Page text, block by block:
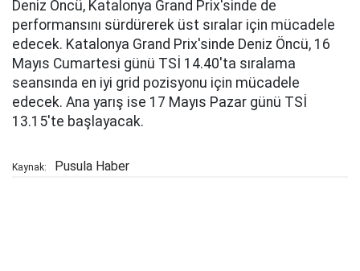
Deniz Öncü, Katalonya Grand Prix'sinde de
performansını sürdürerek üst sıralar için mücadele
edecek. Katalonya Grand Prix'sinde Deniz Öncü, 16
Mayıs Cumartesi günü TSİ 14.40'ta sıralama
seansında en iyi grid pozisyonu için mücadele
edecek. Ana yarış ise 17 Mayıs Pazar günü TSİ
13.15'te başlayacak.
Kaynak: Pusula Haber